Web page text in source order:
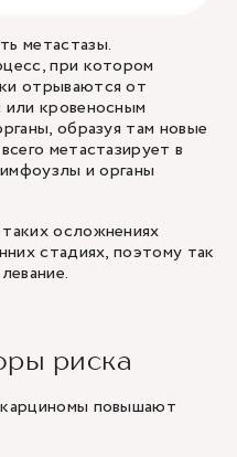
метастазы.
при котором
отрываются от
кровеносным
образуя там новые
метастазирует в
и органы
осложнениях
стадиях, поэтому так
риска
повышают